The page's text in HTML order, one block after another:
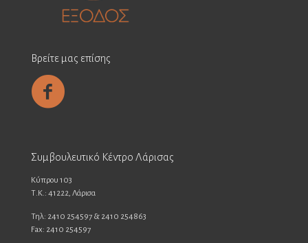
Βρείτε μας επίσης
Συμβουλευτικό Κέντρο Λάρισας
Κύπρου 103
Τ.Κ.: 41222, Λάρισα
Τηλ: 2410 254597 & 2410 254863
Fax: 2410 254597